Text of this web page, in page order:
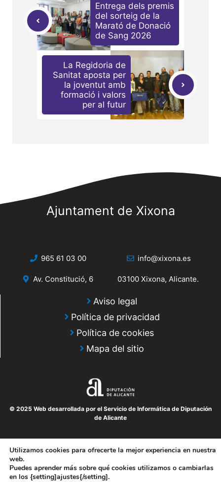
Entrega dels premis
del sorteig de la
Marató de Donació
de Sang 2026
La Regidoria de
Sanitat aposta per
la joventut amb
formació i valors
per al futur
Ajuntament de Xixona
965 61 03 00 info@xixona.es
Av. Constitució, 6 03100 Xixona, Alicante.
Aviso legal
Política de privacidad
Política de cookies
Mapa del sitio
© 2025 Web desarrollada por el Servicio de Informática de Diputación
de Alicante
Utilizamos cookies para ofrecerte la mejor experiencia en nuestra
web.
Puedes aprender más sobre qué cookies utilizamos o cambiarlas
en los {setting]ajustes{/setting].